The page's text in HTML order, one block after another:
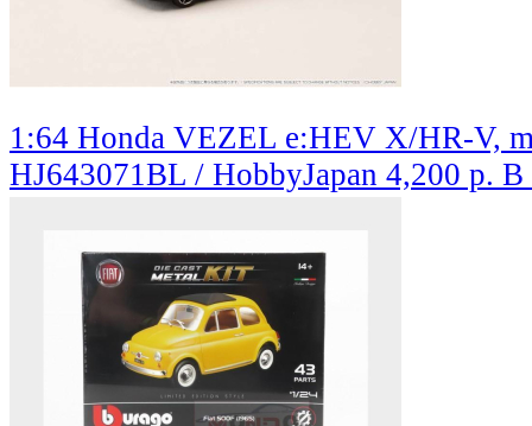
1:64 Honda VEZEL e:HEV X/HR-V,
HJ643071BL / HobbyJapan 4,200 р. В